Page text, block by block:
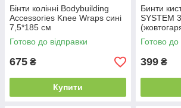
Бінти колінні Bodybuilding
Accessories Knee Wraps сині
7,5*185 см
Готово до відправки
675 ₴
Купити
Бинти
SYSTEM
Готово до
399 ₴